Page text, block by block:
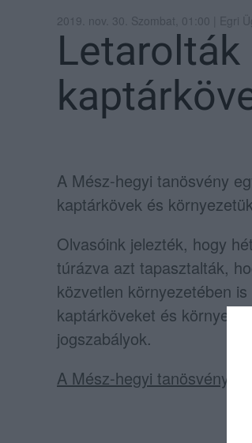
2019. nov. 30. Szombat, 01:00 | Egri
Letarolták
A Mész-hegyi tanösvény
kaptárkövek és
Olvasóink jelezték, hogy
túrázva azt tapasztalták,
közvetlen környezetében
kaptárköveket és
jogszabályok.
A Mész-hegyi tanösvény